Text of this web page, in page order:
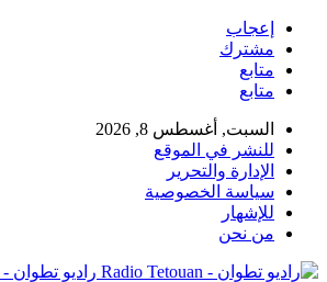
إعجاب
مشترك
متابع
متابع
السبت, أغسطس 8, 2026
للنشر في الموقع
الإدارة والتحرير
سياسة الخصوصية
للإشهار
من نحن
راديو تطوان - Radio Tetouan - بـوابتك نـحو الخبر